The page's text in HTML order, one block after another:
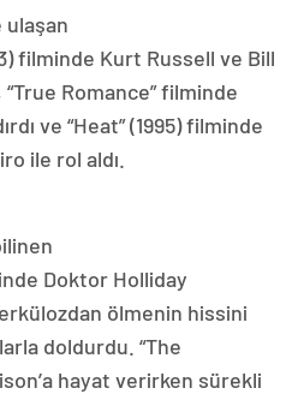
ulaşan
filminde Kurt Russell ve Bill
Romance” filminde
ve “Heat” (1995) filminde
ile rol aldı.
Doktor Holliday
ölmenin hissini
doldurdu. “The
hayat verirken sürekli